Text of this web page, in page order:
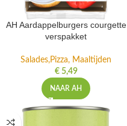
AH Aardappelburgers courgette
verspakket
Salades,Pizza, Maaltijden
€5,49
NAAR AH